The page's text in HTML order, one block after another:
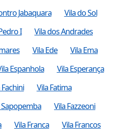
Jabaquara
Vila do Sol
I
Vila dos Andrades
Vila Ede
Vila Ema
Espanhola
Vila Esperança
Vila Fatima
Vila Fazzeoni
Vila Franca
Vila Francos